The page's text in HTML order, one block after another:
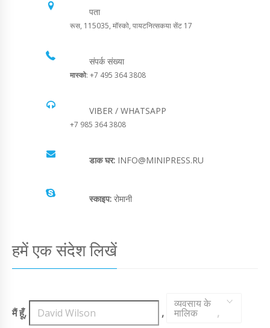
पता
रूस, 115035, मॉस्को, पायटनित्सकया सेंट 17
संपर्क संख्या
मास्को: +7 495 364 3808
VIBER / WHATSAPP
+7 985 364 3808
डाक घर: INFO@MINIPRESS.RU
स्काइप: रोमानी
हमें एक संदेश लिखें
मैं हूँ, ,
व्यवसाय के
मालिक ,